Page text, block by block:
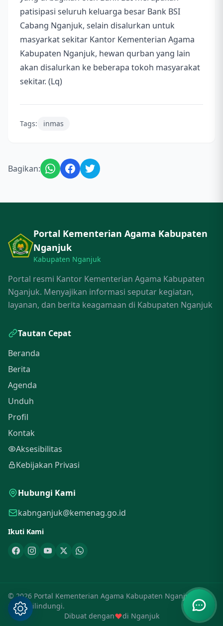
patisipasi seluruh keluarga besar Bank BSI
Cabang Nganjuk, selain disalurkan untuk
masyarkat sekitar Kantor Kementerian Agama
Kabupaten Nganjuk, hewan qurban yang lain
akan disalurkan ke beberapa tokoh masyarakat
sekitar. (Lq)
Tags: inmas
Bagikan:
Portal Kementerian Agama Kabupaten
Nganjuk
Kabupaten Nganjuk
Portal resmi Kantor Kementerian Agama Kabupaten
Nganjuk. Menyajikan informasi seputar kegiatan,
layanan, dan berita keagamaan di Kabupaten Nganjuk
Tautan Cepat
Beranda
Berita
Agenda
Unduh
Profil
Kontak
Aksesibilitas
Kebijakan Privasi
Hubungi Kami
kabnganjuk@kemenag.go.id
Ikuti Kami
© 2026 Portal Kementerian Agama Kabupaten Nganjuk. Hak
Cipta Dilindungi.
Dibuat dengan
di Nganjuk